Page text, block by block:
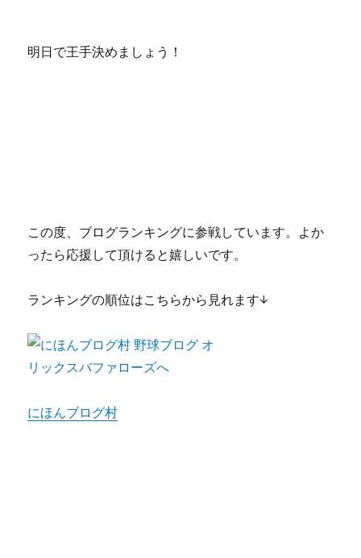
明日で王手決めましょう！
この度、ブログランキングに参戦しています。よか
ったら応援して頂けると嬉しいです。
ランキングの順位はこちらから見れます↓
にほんブログ村